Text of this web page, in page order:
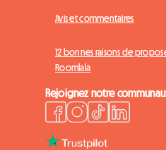
Avis et commentaires
12 bonnes raisons de
Roomlala
Rejoignez notre